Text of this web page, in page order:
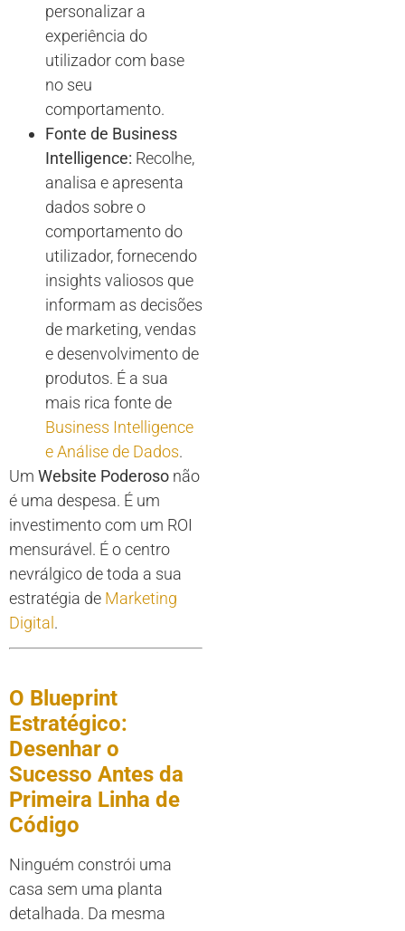
personalizar a
experiência do
utilizador com base
no seu
comportamento.
Fonte de Business
Intelligence: Recolhe,
analisa e apresenta
dados sobre o
comportamento do
utilizador, fornecendo
insights valiosos que
informam as decisões
de marketing, vendas
e desenvolvimento de
produtos. É a sua
mais rica fonte de
Business Intelligence
e Análise de Dados.
Um Website Poderoso não
é uma despesa. É um
investimento com um ROI
mensurável. É o centro
nevrálgico de toda a sua
estratégia de Marketing
Digital.
O Blueprint
Estratégico:
Desenhar o
Sucesso Antes da
Primeira Linha de
Código
Ninguém constrói uma
casa sem uma planta
detalhada. Da mesma